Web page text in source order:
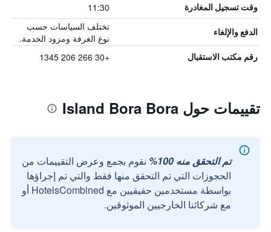
وقت تسجيل المغادرة 11:30
الدفع والإلغاء
تختلف السياسات حسب
نوع الغرفة ومزود الخدمة.
رقم مكتب الاستقبال +30 266 206 1345
تقييمات حول Island Bora Bora
تم التحقق منه 100%
نقوم بجمع وعرض التقييمات من
الحجوزات التي تم التحقق منها فقط والتي تم إجراؤها
بواسطة مستخدمين حقيقيين مع HotelsCombined أو
مع شركائنا الخارجيين الموثوقين.